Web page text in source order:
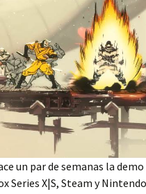
un par de semanas la
Series X|S, Steam y